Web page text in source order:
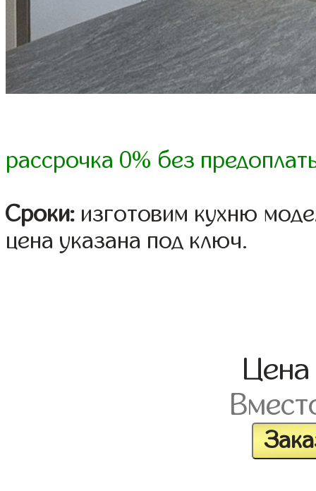
рассрочка 0% без
Сроки: изготовим кухню
цена указана под ключ.